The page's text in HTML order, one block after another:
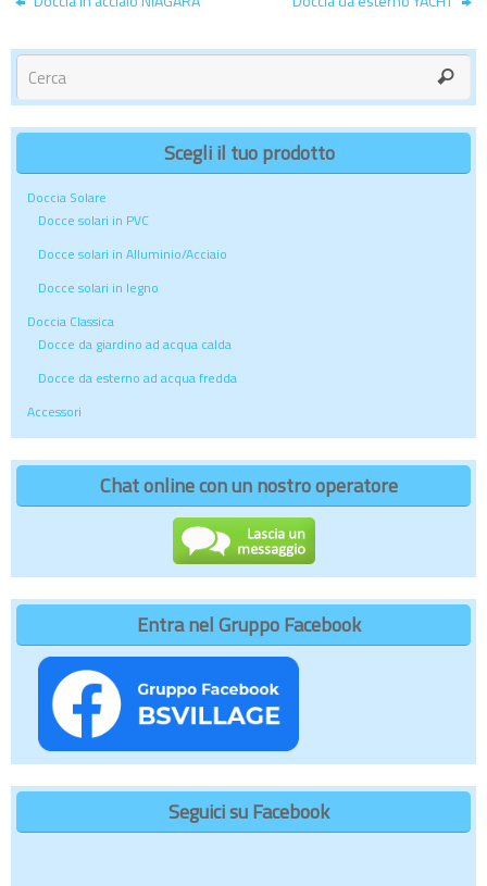
Scegli il tuo prodotto
Doccia Solare
Docce solari in PVC
Docce solari in Alluminio/Acciaio
Docce solari in legno
Doccia Classica
Docce da giardino ad acqua calda
Docce da esterno ad acqua fredda
Accessori
Chat online con un nostro operatore
Entra nel Gruppo Facebook
Seguici su Facebook